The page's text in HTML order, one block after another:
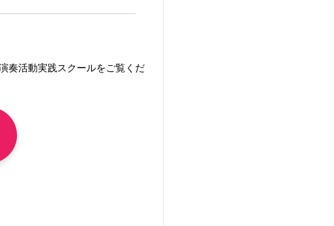
奏活動実践スクールをご覧くだ